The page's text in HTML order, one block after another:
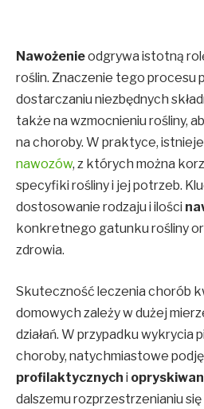
Nawożenieodgrywa istotną
roślin. Znaczenie tego procesu
dostarczaniu niezbędnych
także na wzmocnieniu rośliny,
na choroby. W praktyce,
nawozów, z których można
specyfiki rośliny i jej potrzeb.
dostosowanie rodzaju i ilości
konkretnego gatunku rośliny
zdrowia.
Skuteczność leczenia chorób
domowych zależy w dużej
działań. W przypadku wykrycia
choroby, natychmiastowe
profilaktycznych i
dalszemu rozprzestrzenianiu